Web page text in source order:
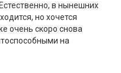
в нынешних
но хочется
очень скоро снова
на